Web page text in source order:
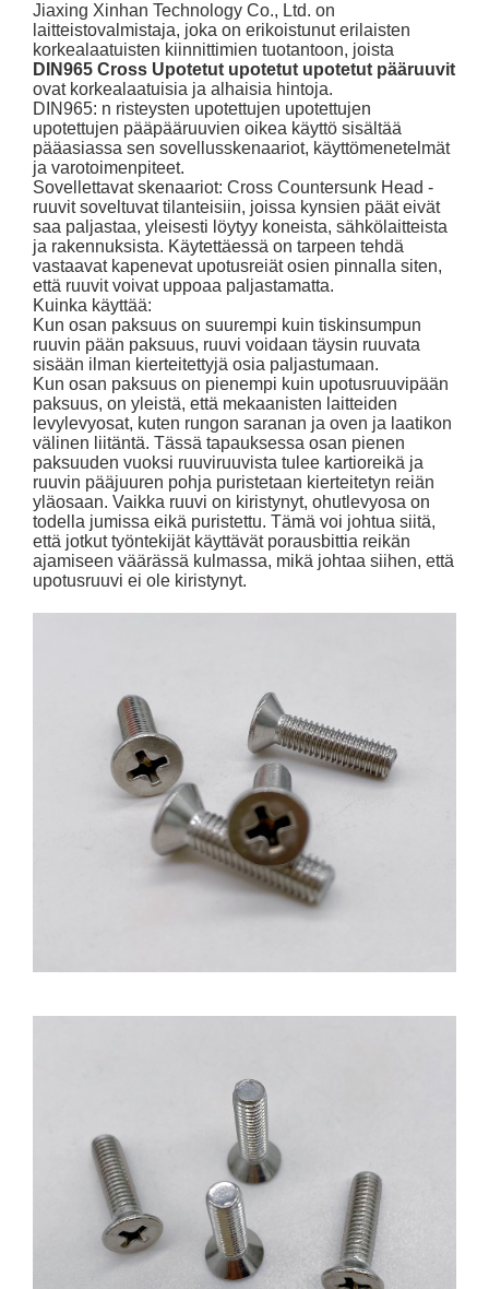
Jiaxing Xinhan Technology Co., Ltd. on
laitteistovalmistaja, joka on erikoistunut erilaisten
korkealaatuisten kiinnittimien tuotantoon, joista
DIN965 Cross Upotetut upotetut upotetut pääruuvit
ovat korkealaatuisia ja alhaisia ​​hintoja.
DIN965: n risteysten upotettujen upotettujen
upotettujen pääpääruuvien oikea käyttö sisältää
pääasiassa sen sovellusskenaariot, käyttömenetelmät
ja varotoimenpiteet.
Sovellettavat skenaariot: Cross Countersunk Head -
ruuvit soveltuvat tilanteisiin, joissa kynsien päät eivät
saa paljastaa, yleisesti löytyy koneista, sähkölaitteista
ja rakennuksista. Käytettäessä on tarpeen tehdä
vastaavat kapenevat upotusreiät osien pinnalla siten,
että ruuvit voivat uppoaa paljastamatta.
Kuinka käyttää:
Kun osan paksuus on suurempi kuin tiskinsumpun
ruuvin pään paksuus, ruuvi voidaan täysin ruuvata
sisään ilman kierteitettyjä osia paljastumaan.
Kun osan paksuus on pienempi kuin upotusruuvipään
paksuus, on yleistä, että mekaanisten laitteiden
levylevyosat, kuten rungon saranan ja oven ja laatikon
välinen liitäntä. Tässä tapauksessa osan pienen
paksuuden vuoksi ruuviruuvista tulee kartioreikä ja
ruuvin pääjuuren pohja puristetaan kierteitetyn reiän
yläosaan. Vaikka ruuvi on kiristynyt, ohutlevyosa on
todella jumissa eikä puristettu. Tämä voi johtua siitä,
että jotkut työntekijät käyttävät porausbittia reikän
ajamiseen väärässä kulmassa, mikä johtaa siihen, että
upotusruuvi ei ole kiristynyt.